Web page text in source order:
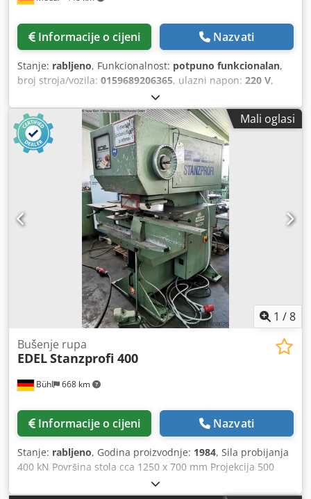
Informacije o cijeni Nazvati
Stanje: rabljeno, Funkcionalnost: potpuno funkcionalan,
broj stroja/vozila: 0159689206365, ulazni napon: 220 V,
, rabljeni Muhr & Bender KLH
500/610 Dcedpey Tit Tofx Aikek Cijena po dogovoru
Mali oglasi
1 /8
Bühl 668 km
Bušenje rupa
EDELStanzprofi 400
Informacije o cijeni Nazvati
Stanje: rabljeno, Godina proizvodnje: 1984, Sila probijanja
400 kN Površina stola cca 1250 x 700 mm Projekcija 500
mm Probijač rupa: kapacitet (promjer x debljina) 100 x 3
mm Probijač rupa: kapacitet (promjer x debljina) 75 x 4 mm